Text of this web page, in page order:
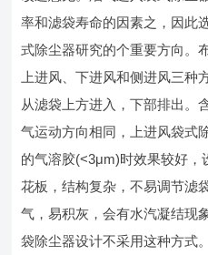
率和滤袋寿命的因素之，因此
式除尘器研究的个重要方向。
上进风、下进风和侧进风三
从滤袋上方进入，下部排出。
气运动方向相同，上进风袋式
的气溶胶(<3μm)时效果较好
花板，结构复杂，不易调节滤
气，易积灰，会有水汽凝结现
袋除尘器设计不采用这种方式